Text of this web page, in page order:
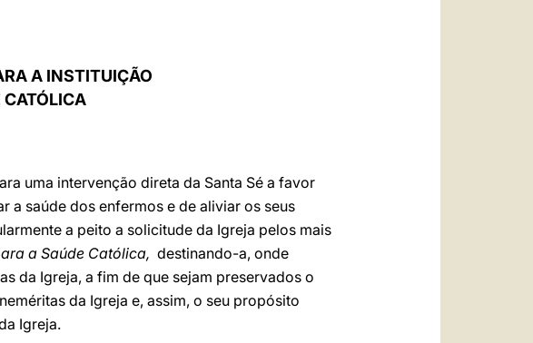
العربيّة
中文
A INSTITUIÇÃO
CATÓLICA
uma intervenção direta da Santa Sé a favor
a saúde dos enfermos e de aliviar os seus
a peito a solicitude da Igreja pelos mais
a Saúde Católica, destinando-a, onde
da Igreja, a fim de que sejam preservados o
da Igreja e, assim, o seu propósito
Igreja.